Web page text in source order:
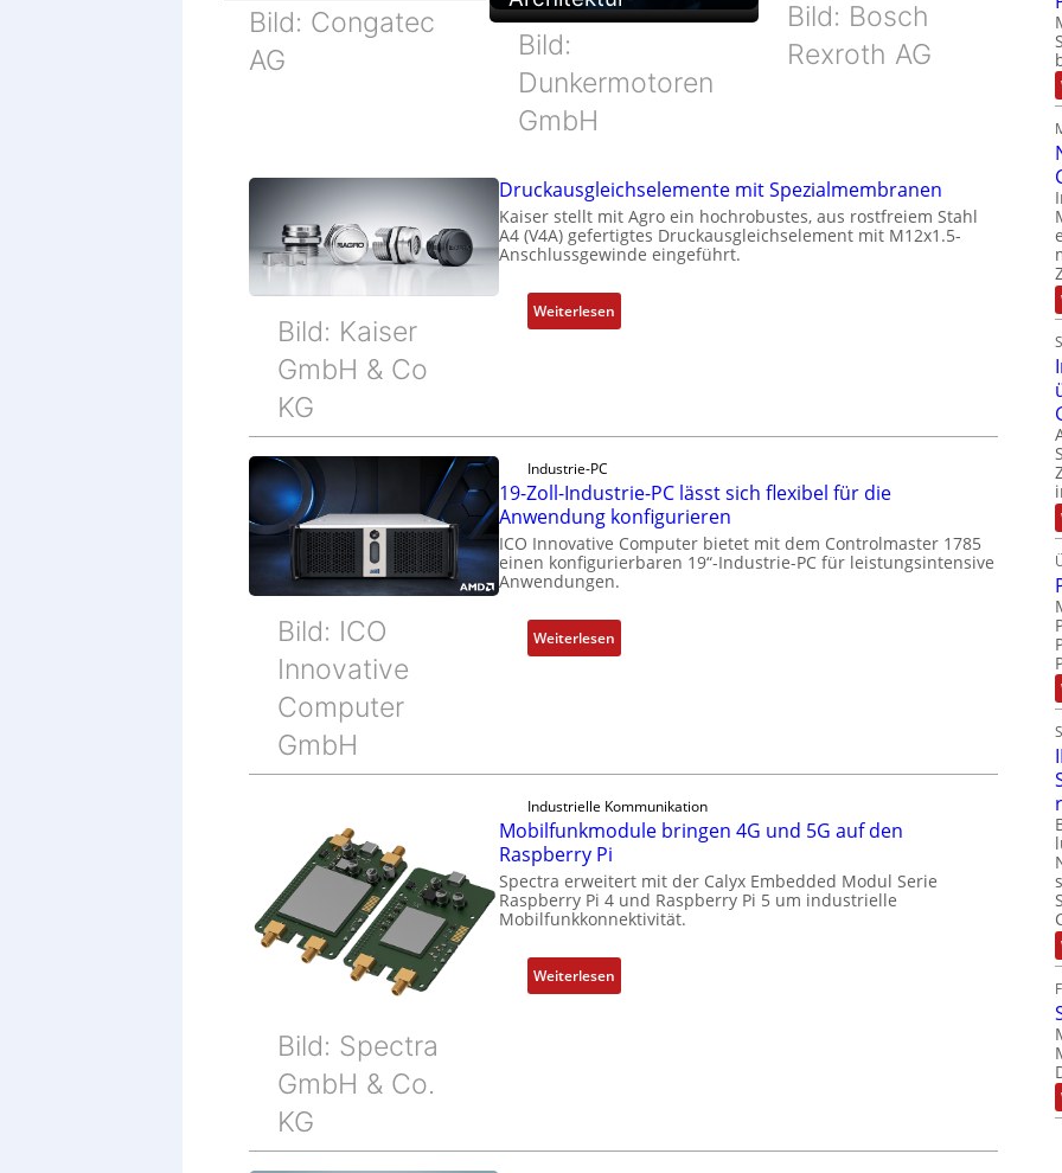
Bild: Congatec
AG
Bild:
Dunkermotoren
GmbH
Bild: Bosch
Rexroth AG
Bild: Kaiser
GmbH & Co
KG
Druckausgleichselemente mit Spezialmembranen
Kaiser stellt mit Agro ein hochrobustes, aus rostfreiem Stahl
A4 (V4A) gefertigtes Druckausgleichselement mit M12x1.5-
Anschlussgewinde eingeführt.
Weiterlesen:
D
k
u
s
l
e
c
h
e
n
e
m
i
t
S
m
Bild: ICO
Innovative
Computer
GmbH
Industrie-PC
19-Zoll-Industrie-PC lässt sich flexibel für die
Anwendung konfigurieren
ICO Innovative Computer bietet mit dem Controlmaster 1785
einen konfigurierbaren 19“-Industrie-PC für leistungsintensive
Anwendungen.
Weiterlesen:
1
l
-
n
d
s
t
Bild: Spectra
GmbH & Co.
KG
Industrielle Kommunikation
Mobilfunkmodule bringen 4G und 5G auf den
Raspberry Pi
Spectra erweitert mit der Calyx Embedded Modul Serie
Raspberry Pi 4 und Raspberry Pi 5 um industrielle
Mobilfunkkonnektivität.
Weiterlesen:
M
u